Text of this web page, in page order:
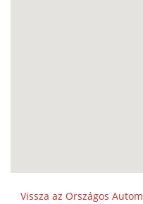
Vissza az Országos